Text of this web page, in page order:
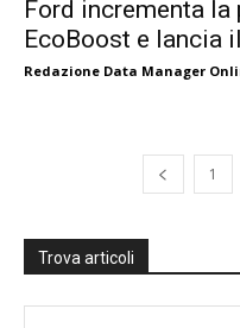
Ford incrementa
EcoBoost e lancia
Redazione Data Manager
1
Trova articoli